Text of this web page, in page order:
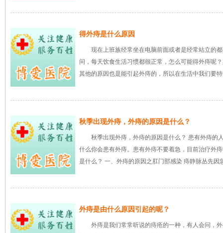
得外痔是什么原因
现在上班族经常坐在电脑前面或者是经常站立的
问，每天饮食生活习惯都很正常，怎么可能得外痔呢
其他的原因也是能引起外痔的，所以在生活中我们要
秋季出现外痔，外痔的原因是什么？
秋季出现外痔，外痔的原因是什么？ 患有外痔的
什么你会患有外痔。患有外痔不要着急，目前治疗外
是什么？ 一、外痔的原因之肛门部感染 痔静脉丛先因
外痔是由什么原因引起的呢？
外痔是我们常常听说的痔疮的一种，有人会问，
上...[详细]